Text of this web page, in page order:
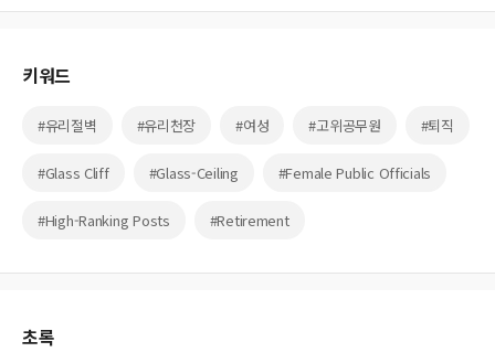
찾기
키워드
#유리절벽 #유리천장 #여성 #고위공무원 #퇴직
#Glass Cliff #Glass-Ceiling #Female Public Officials
#High-Ranking Posts #Retirement
초록